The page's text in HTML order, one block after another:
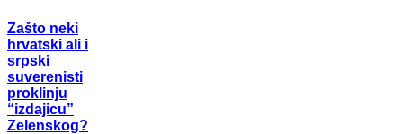
Zašto neki
hrvatski ali i
srpski
suverenisti
proklinju
“izdajicu”
Zelenskog?